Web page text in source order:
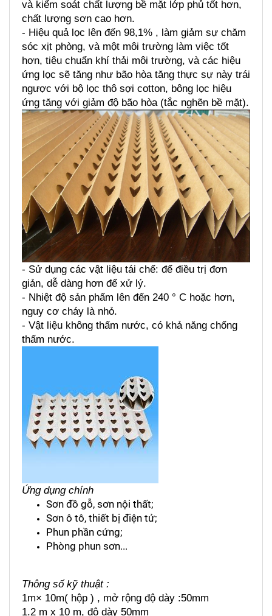
và kiểm soát chất lượng bề mặt lớp phủ tốt hơn,
chất lượng sơn cao hơn.
- Hiệu quả lọc lên đến 98,1% , làm giảm sự chăm
sóc xịt phòng, và một môi trường làm việc tốt
hơn, tiêu chuẩn khí thải môi trường, và các hiệu
ứng lọc sẽ tăng như bão hòa tăng thực sự này trái
ngược với bộ lọc thô sợi cotton, bông lọc hiệu
- Sử dụng các vật liệu tái chế: để điều trị đơn
giản, dễ dàng hơn để xử lý.
- Nhiệt độ sản phẩm lên đến 240 ° C hoặc hơn,
nguy cơ cháy là nhỏ.
- Vật liệu không thấm nước, có khả năng chống
thấm nước.
Ứng dụng chính
Sơn đồ gỗ, sơn nội thất;
Sơn ô tô, thiết bị điện tử;
Phun phần cứng;
Phòng phun sơn...
Thông số kỹ thuật :
1m× 10m( hộp ) , mở rộng độ dày :50mm
1.2 m x 10 m, độ dày 50mm